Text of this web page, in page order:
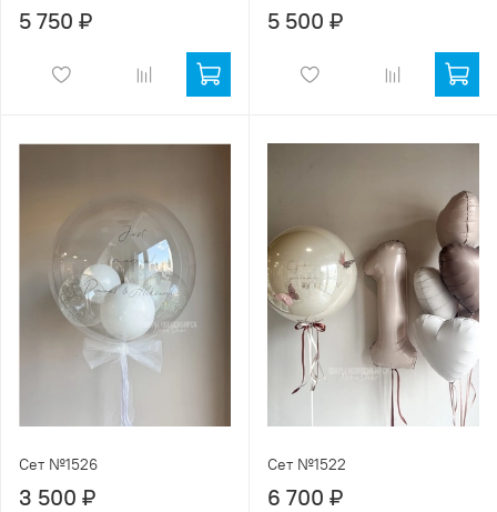
5 750 ₽ 5 500 ₽
Сет №1526
3 500 ₽
Сет №1522
6 700 ₽